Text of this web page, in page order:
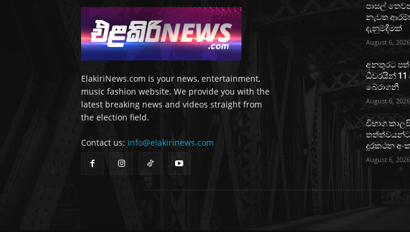
ElakiriNews.com is your news, entertainment,
music fashion website. We provide you with the
latest breaking news and videos straight from
the election field.
Contact us: info@elakirinews.com
පාසල්
නැවත
දැනුම්දීමක්
August 6, 2026
අනතුරට පත්
ධීවරයින් 11
බේරාගනී
August 6, 2026
විභාග
තත්ත්වයන්ට
දුරකථන
August 6, 2026